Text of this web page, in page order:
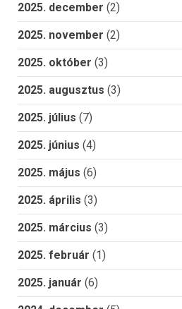
2025. december (2)
2025. november (2)
2025. október (3)
2025. augusztus (3)
2025. július (7)
2025. június (4)
2025. május (6)
2025. április (3)
2025. március (3)
2025. február (1)
2025. január (6)